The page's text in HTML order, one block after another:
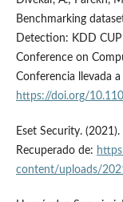
Benchmarking
Detection: KDD
Conference on
Conferencia llevada
https://doi.org/
Eset Security.
Recuperado de:
content/uploads/